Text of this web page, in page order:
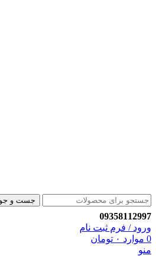
جست و جو
09358112997
ورود / فرم ثبت نام
0 موارد ۰ تومان
منو